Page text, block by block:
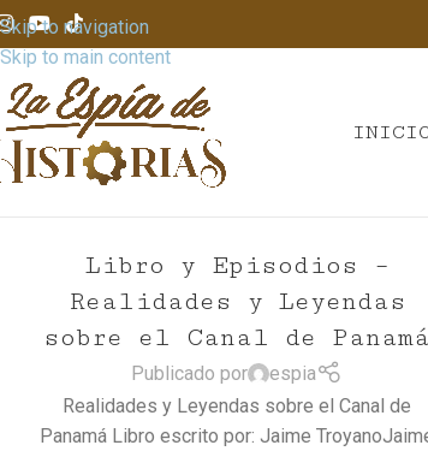
Skip to navigation
Skip to main content
Libro y Episodios –
Realidades y Leyendas
sobre el Canal de Panamá
Publicado por
espia
Realidades y Leyendas sobre el Canal de
Panamá Libro escrito por: Jaime